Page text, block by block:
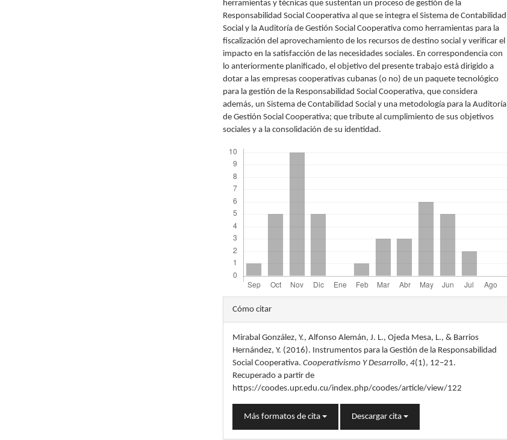
herramientas y técnicas que sustentan un proceso de gestión de la
Responsabilidad Social Cooperativa al que se integra el Sistema de Contabilidad
Social y la Auditoría de Gestión Social Cooperativa como herramientas para la
fiscalización del aprovechamiento de los recursos de destino social y verificar el
impacto en la satisfacción de las necesidades sociales. En correspondencia con
lo anteriormente planificado, el objetivo del presente trabajo está dirigido a
dotar a las empresas cooperativas cubanas (o no) de un paquete tecnológico
para la gestión de la Responsabilidad Social Cooperativa, que considera
además, un Sistema de Contabilidad Social y una metodología para la Auditoría
de Gestión Social Cooperativa; que tribute al cumplimiento de sus objetivos
sociales y a la consolidación de su identidad.
Detalles
del
artículo
Cómo citar
Mirabal González, Y., Alfonso Alemán, J. L., Ojeda Mesa, L., & Barrios
Hernández, Y. (2016). Instrumentos para la Gestión de la Responsabilidad
Social Cooperativa.Cooperativismo Y Desarrollo,4(1), 12–21.
Recuperado a partir de
https://coodes.upr.edu.cu/index.php/coodes/article/view/122
Más formatos de cita Descargar cita